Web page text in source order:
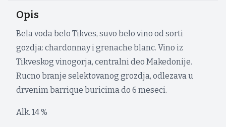
Opis
Bela voda belo Tikves, suvo belo vino od sorti
gozdja: chardonnay i grenache blanc. Vino iz
Tikveskog vinogorja, centralni deo Makedonije.
Rucno branje selektovanog grozdja, odlezava u
drvenim barrique buricima do 6 meseci.
Alk. 14 %